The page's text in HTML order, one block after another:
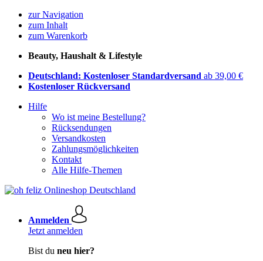
zur Navigation
zum Inhalt
zum Warenkorb
Beauty, Haushalt & Lifestyle
Deutschland: Kostenloser Standardversand ab 39,00 €
Kostenloser Rückversand
Hilfe
Wo ist meine Bestellung?
Rücksendungen
Versandkosten
Zahlungsmöglichkeiten
Kontakt
Alle Hilfe-Themen
Anmelden
Jetzt anmelden
Bist du neu hier?